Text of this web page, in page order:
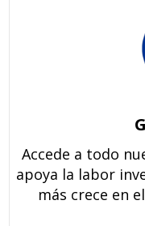
Accede a todo
apoya la labor
más crece en